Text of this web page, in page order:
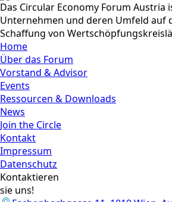
Das Circular Economy Forum
Unternehmen und deren Umfeld auf
Schaffung von
Home
Über das Forum
Vorstand & Advisor
Events
Ressourcen & Downloads
News
Join the Circle
Kontakt
Impressum
Datenschutz
Kontaktieren
sie uns!